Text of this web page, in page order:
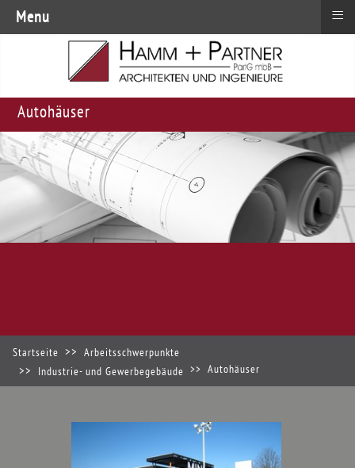
Autohäuser
Startseite
Arbeitsschwerpunkte
Industrie- und Gewerbegebäude
Autohäuser
Menu ≡